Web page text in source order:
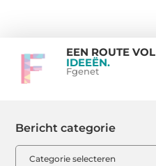
EEN ROUTE VOL
IDEEËN.
Fgenet
Bericht categorie